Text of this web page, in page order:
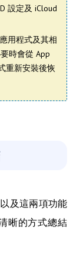
設定及 iCloud
應用程式及其相
時會從 App
重新安裝後恢
及這兩項功能
晰的方式總結